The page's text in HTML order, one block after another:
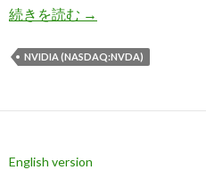
続きを読む 市場を騒がせた
→
NVIDIA (NASDAQ:NVDA)
English version